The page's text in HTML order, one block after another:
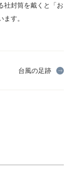
社封筒を戴くと「お
す。
台風の足跡